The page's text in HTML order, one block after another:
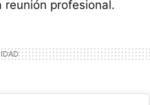
reunión profesional.